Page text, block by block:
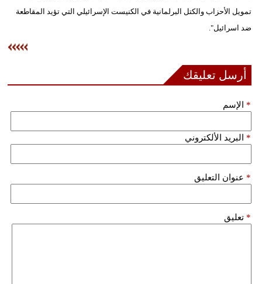
أبراج
تمويل الأحزاب والكتل البرلمانية في الكنيست الإسرائيلي التي تؤيد المقاطعة
ضد اسرائيل".
أرسل تعليقك
الإسم *
البريد الألكتروني *
عنوان التعليق *
تعليق *